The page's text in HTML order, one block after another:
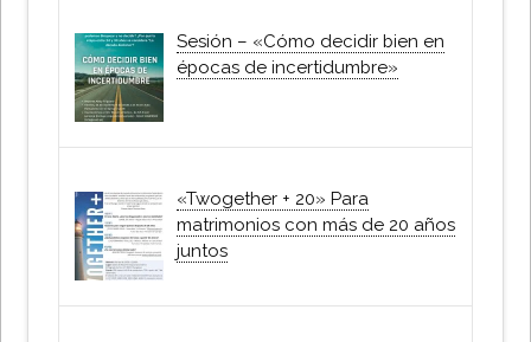
Sesión – «Cómo decidir bien en
épocas de incertidumbre»
«Twogether + 20» Para
matrimonios con más de 20 años
juntos